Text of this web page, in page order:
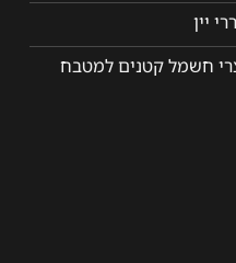
יין
חשמל קטנים למטבח